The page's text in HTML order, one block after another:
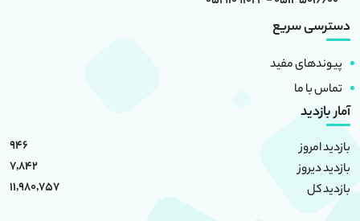
دسترسی سریع
پیوندهای مفید
تماس با ما
آمار بازدید
بازدید امروز
946
بازدید دیروز
7,842
بازدید کل
11,980,757